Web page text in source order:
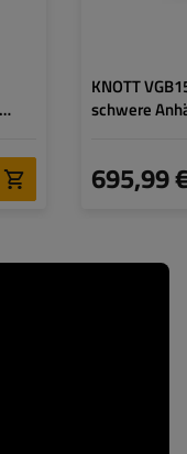
KNOTT
schwere
695,99